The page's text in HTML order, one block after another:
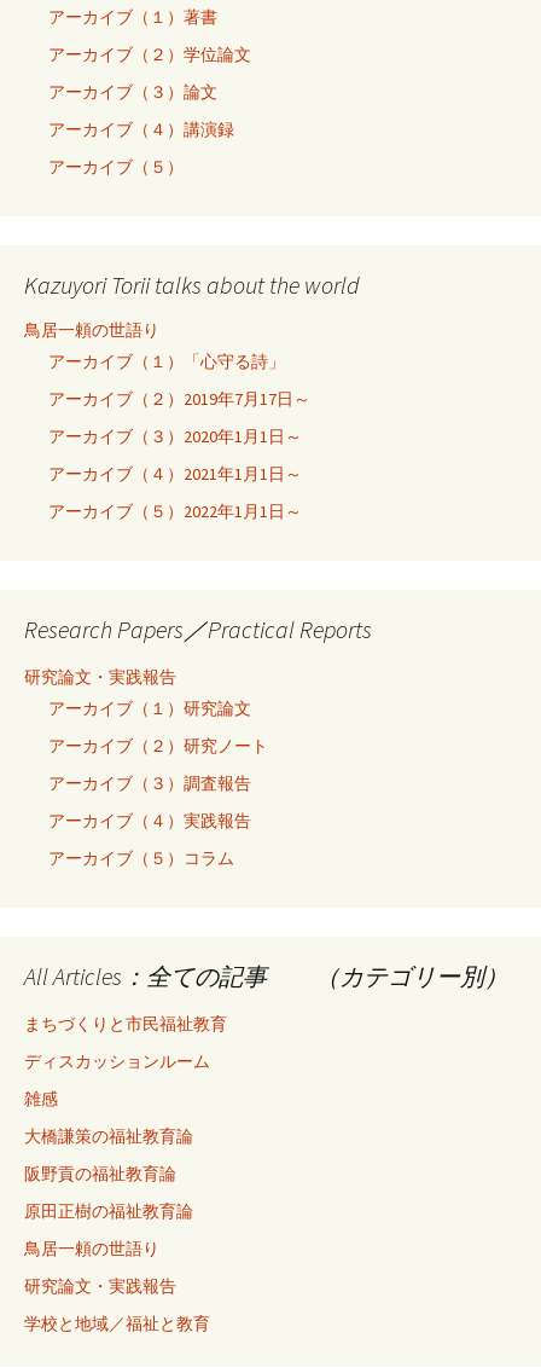
アーカイブ（１）著書
アーカイブ（２）学位論文
アーカイブ（３）論文
アーカイブ（４）講演録
アーカイブ（５）
Kazuyori Torii talks about the world
鳥居一頼の世語り
アーカイブ（１）「心守る詩」
アーカイブ（２）2019年7月17日～
アーカイブ（３）2020年1月1日～
アーカイブ（４）2021年1月1日～
アーカイブ（５）2022年1月1日～
Research Papers／Practical Reports
研究論文・実践報告
アーカイブ（１）研究論文
アーカイブ（２）研究ノート
アーカイブ（３）調査報告
アーカイブ（４）実践報告
アーカイブ（５）コラム
All Articles：全ての記事 （カテゴリー別）
まちづくりと市民福祉教育
ディスカッションルーム
雑感
大橋謙策の福祉教育論
阪野貢の福祉教育論
原田正樹の福祉教育論
鳥居一頼の世語り
研究論文・実践報告
学校と地域／福祉と教育